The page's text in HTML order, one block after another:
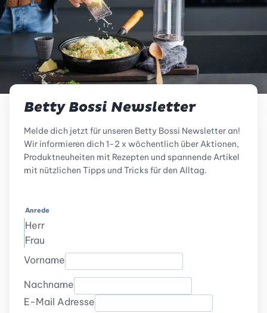
Betty Bossi Newsletter
Melde dich jetzt für unseren Betty Bossi Newsletter an!
Wir informieren dich 1-2 x wöchentlich über Aktionen,
Produktneuheiten mit Rezepten und spannende Artikel
mit nützlichen Tipps und Tricks für den Alltag.
Anrede
Herr
Frau
Vorname
Nachname
E-Mail Adresse